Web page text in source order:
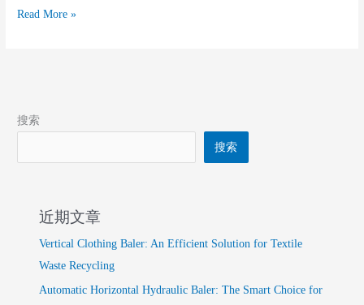
Read More »
搜索
搜索
近期文章
Vertical Clothing Baler: An Efficient Solution for Textile
Waste Recycling
Automatic Horizontal Hydraulic Baler: The Smart Choice for